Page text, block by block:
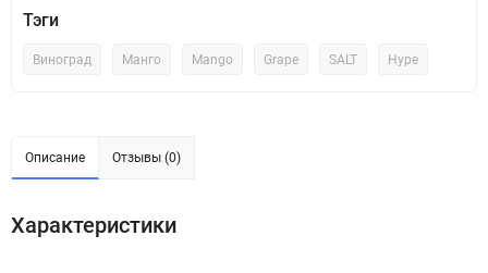
Тэги
Виноград Манго Mango Grape SALT Hype
Описание Отзывы (0)
Характеристики